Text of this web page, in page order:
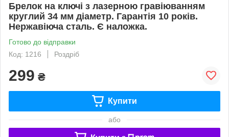
Брелок на ключі з лазерною гравіюванням
круглий 34 мм діаметр. Гарантія 10 років.
Нержавіюча сталь. Є наложка.
Готово до відправки
Код: 1216
Роздріб
299 ₴
Купити
або